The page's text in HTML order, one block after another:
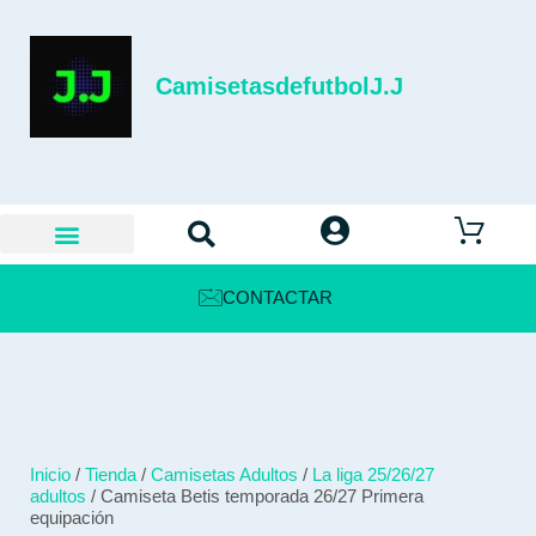
CamisetasdefutbolJ.J
CONTACTAR
Inicio / Tienda / Camisetas Adultos / La liga 25/26/27
adultos / Camiseta Betis temporada 26/27 Primera
equipación